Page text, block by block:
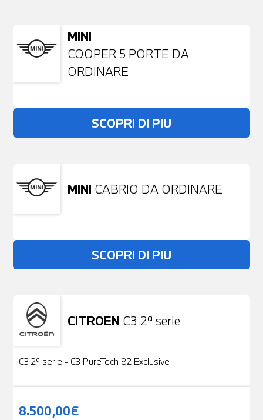
MINI
COOPER 5 PORTE DA
ORDINARE
SCOPRI DI PIU
MINI CABRIO DA ORDINARE
SCOPRI DI PIU
CITROEN C3 2ª serie
Usato
C3 2ª serie - C3 PureTech 82 Exclusive
8.500,00€